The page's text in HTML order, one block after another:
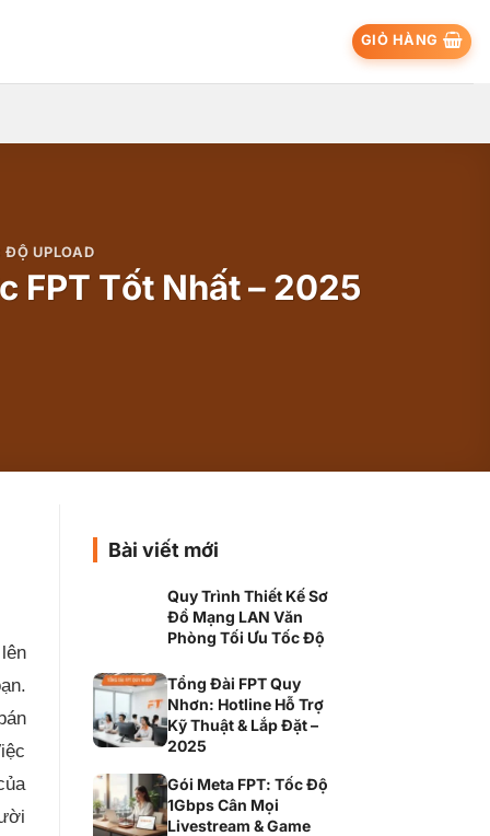
GIỎ HÀNG
ĐỘ UPLOAD
FPT Tốt Nhất – 2025
Bài viết mới
Quy Trình Thiết Kế Sơ
Đồ Mạng LAN Văn
Phòng Tối Ưu Tốc Độ
Tổng Đài FPT Quy
Nhơn: Hotline Hỗ Trợ
Kỹ Thuật & Lắp Đặt –
2025
Gói Meta FPT: Tốc Độ
1Gbps Cân Mọi
Livestream & Game